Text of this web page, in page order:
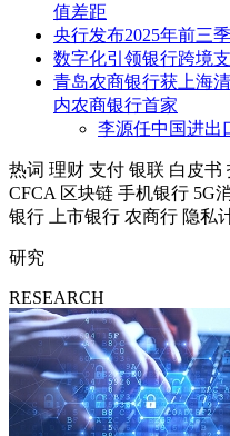
值差距
央行发布2025年前三
数字化引领银行跨境
青岛农商银行获上海
内农商银行首家
李源任中国进出
热词 理财 支付 银联 白皮书
CFCA 区块链 手机银行 5G
银行
上市银行 农商行 隐私
研究
RESEARCH